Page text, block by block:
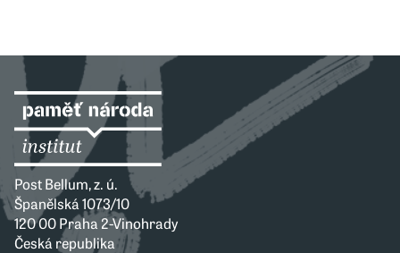
Post Bellum, z. ú.
Španělská 1073/10
120 00 Praha 2-Vinohrady
Česká republika